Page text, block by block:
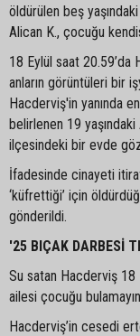
öldürülen beş
Alican K., çocuğu
18 Eylül saat 20.59’da
anların görüntüleri bir
Hacderviş'in yanında
belirlenen 19
ilçesindeki bir evde
İfadesinde cinayeti
‘küfrettiği’ için
gönderildi.
'25 BIÇAK DARBESİ
Su satan Hacderviş 18
ailesi çocuğu
Hacderviş’in cesedi